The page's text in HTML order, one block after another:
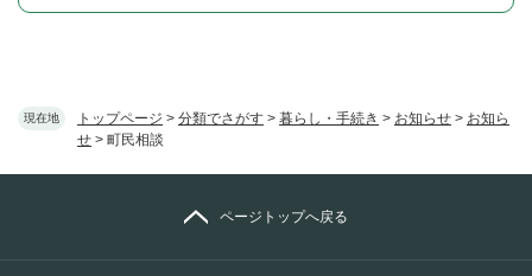
現在地 トップページ > 分類でさがす > 暮らし・手続き > お知らせ > お知ら
せ > 町民相談
ページトップへ戻る